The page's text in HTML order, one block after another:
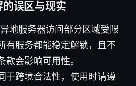
误区与现实
地服务器访问部分区域受限
有服务都能稳定解锁，且不
款会影响可用性。
于跨境合法性，使用时请遵